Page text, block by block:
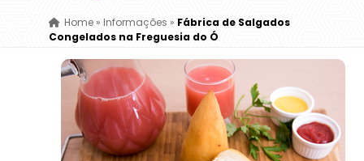
Home» Informações » Fábrica de Salgados
Congelados na Freguesia do Ó